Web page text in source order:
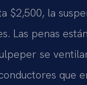
$2,500, la
Las penas
se
que